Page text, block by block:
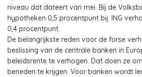
niveau dat dateert van mei. Bij de
hypotheken 0,5 procentpunt bij. ING
0,4 procentpunt.
De belangrijkste reden voor de forse
beslissing van de centrale banken in
beleidsrente te verhogen. Dat doen ze
beneden te krijgen. Voor banken wordt